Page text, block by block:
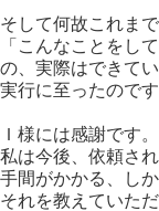
そして何故これま
「こんなことをし
の、実際はできて
実行に至ったのです
Ｉ様には感謝です。
私は今後、依頼さ
手間がかかる、し
それを教えていただ